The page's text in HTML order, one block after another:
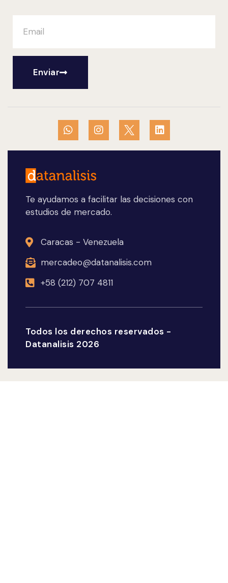
Te ayudamos a facilitar las decisiones con
estudios de mercado.
Caracas - Venezuela
mercadeo@datanalisis.com
+58 (212) 707 4811
Todos los derechos reservados -
Datanalisis 2026
Enviar